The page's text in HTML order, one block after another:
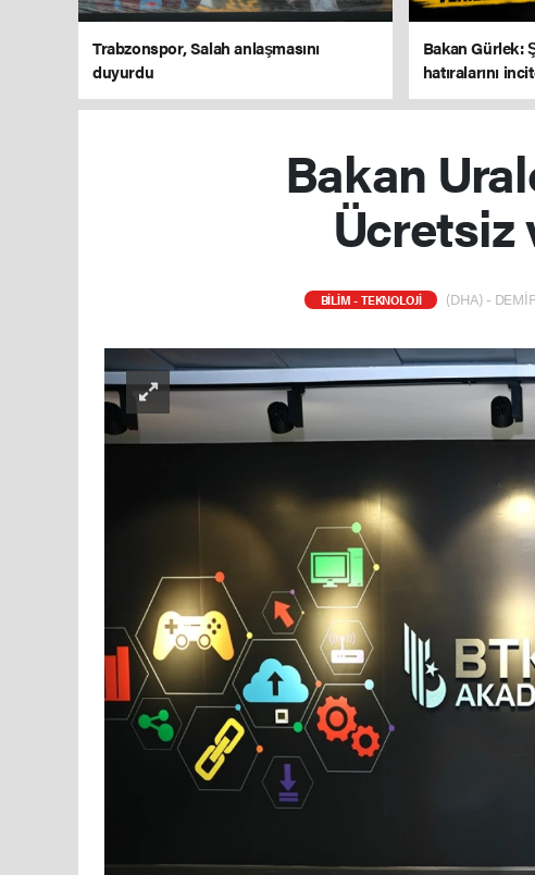
Trabzonspor, Salah anlaşmasını
duyurdu
Bakan Gürlek:
hatıralarını
verilmeyecek
Bakan
Ücretsiz
BİLİM - TEKNOLOJİ (DHA) -